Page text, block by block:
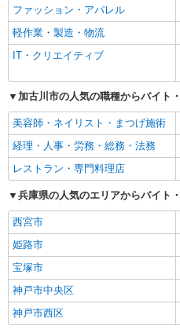
ファッション・アパレル
軽作業・製造・物流
IT・クリエイティブ
加古川市の人気の職種からバイト
美容師・ネイリスト・まつげ施術
経理・人事・労務・総務・法務
レストラン・専門料理店
兵庫県の人気のエリアからバイト
西宮市
姫路市
宝塚市
神戸市中央区
神戸市西区